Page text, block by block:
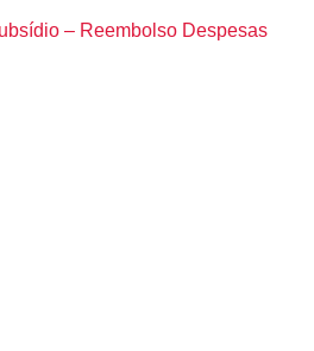
– Reembolso Despesas